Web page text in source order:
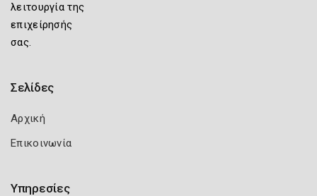
λειτουργία της
επιχείρησής
σας.
Σελίδες
Αρχική
Επικοινωνία
Υπηρεσίες